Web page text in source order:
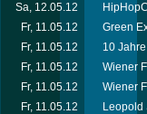
Sa, 12.05.12
Fr, 11.05.12
Green
Fr, 11.05.12
10
Fr, 11.05.12
Wiener
Fr, 11.05.12
Wiener
Fr, 11.05.12
Leopold